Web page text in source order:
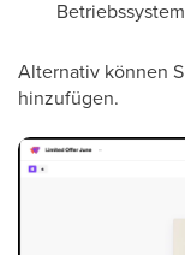
Alternativ können
hinzufügen.